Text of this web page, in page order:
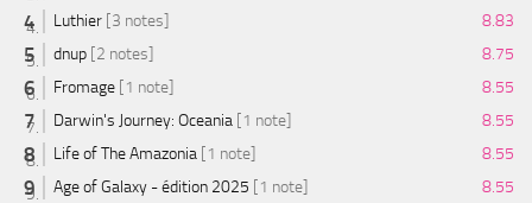
Luthier [3 notes]
8.83
dnup [2 notes]
8.75
Fromage [1 note]
8.55
Darwin's Journey: Oceania [1 note]
8.55
Life of The Amazonia [1 note]
8.55
Age of Galaxy - édition 2025 [1 note]
8.55